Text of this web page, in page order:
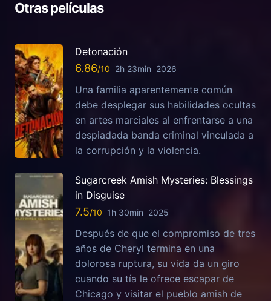
Otras películas
Detonación
6.86 2h 23min 2026
Una familia aparentemente común
debe desplegar sus habilidades ocultas
en artes marciales al enfrentarse a una
despiadada banda criminal vinculada a
la corrupción y la violencia.
Sugarcreek Amish Mysteries: Blessings
in Disguise
7.5 1h 30min 2025
Después de que el compromiso de tres
años de Cheryl termina en una
dolorosa ruptura, su vida da un giro
cuando su tía le ofrece escapar de
Chicago y visitar el pueblo amish de